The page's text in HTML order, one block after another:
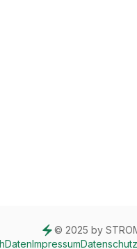
© 2025 by
DatenImpressumDatenschutz